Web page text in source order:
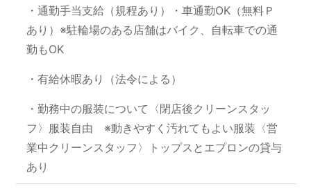
・通勤手当支給（規程あり）
・車通勤OK（無料Ｐ
あり） ※駐輪場のある店舗はバイク、自転車での通
勤もOK
・有給休暇あり（法令による）
・勤務中の服装について 〈閉店後クリーンスタッ
フ〉服装自由 ※動きやすく汚れてもよい服装 〈営
業中クリーンスタッフ〉トップスとエプロンの貸与
あり